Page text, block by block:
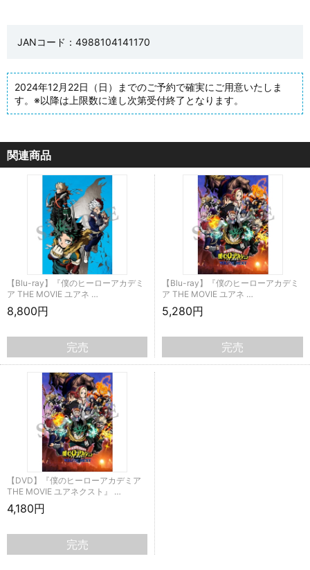
JANコード：4988104141170
2024年12月22日（日）までのご予約で確実にご用意いたしま
す。※以降は上限数に達し次第受付終了となります。
関連商品
【Blu-ray】『僕のヒーローアカデミ
ア THE MOVIE ユアネ …
8,800円
完売
【Blu-ray】『僕のヒーローアカデミ
ア THE MOVIE ユアネ …
5,280円
完売
【DVD】『僕のヒーローアカデミア
THE MOVIE ユアネクスト』 …
4,180円
完売